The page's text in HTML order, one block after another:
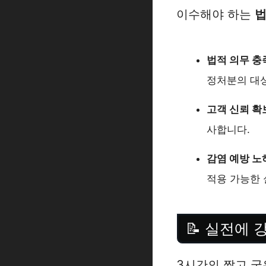
이수해야 하는
법적 의무 충
정처분의 대
고객 신뢰 확
사합니다.
감염 예방 노
적용 가능한
📝 실전에